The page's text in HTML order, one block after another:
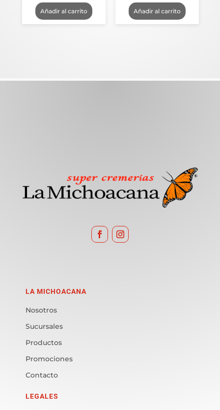
Añadir al carrito Añadir al carrito
LA MICHOACANA
Nosotros
Sucursales
Productos
Promociones
Contacto
LEGALES